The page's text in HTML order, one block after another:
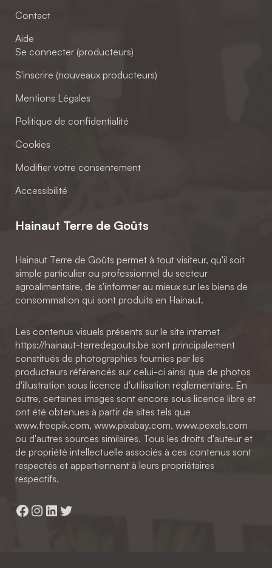
Contact
Aide
Se connecter (producteurs)
S'inscrire (nouveaux producteurs)
Mentions Légales
Politique de confidentialité
Cookies
Modifier votre consentement
Accessibilité
Hainaut Terre de Goûts
Hainaut Terre de Goûts permet à tout visiteur, qu'il soit
simple particulier ou professionnel du secteur
agroalimentaire, de s'informer au mieux sur les biens de
consommation qui sont produits en Hainaut.
Les contenus visuels présents sur le site internet
https://hainaut-terredegouts.be sont principalement
constitués de photographies fournies par les
producteurs référencés sur celui-ci ainsi que de photos
d'illustration sous licence d'utilisation réglementaire. En
outre, certaines images sont encore sous licence libre et
ont été obtenues à partir de sites tels que
www.freepik.com, www.pixabay.com, www.pexels.com
ou d'autres sources similaires. Tous les droits d'auteur et
de propriété intellectuelle associés à ces contenus sont
respectés et appartiennent à leurs propriétaires
respectifs.
Facebook
Instagram
LinkedIn
Twitter